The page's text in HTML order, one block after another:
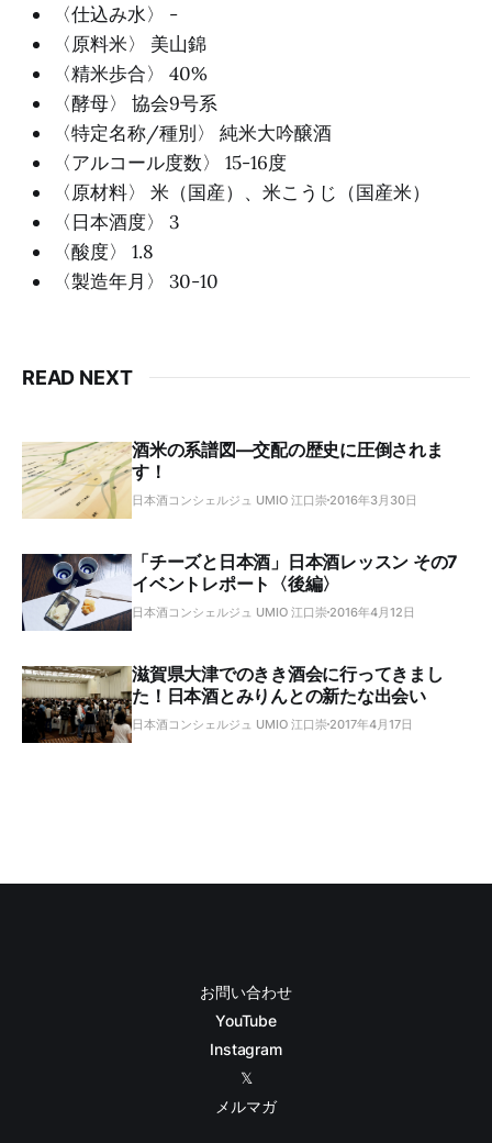
〈仕込み水〉 -
〈原料米〉 美山錦
〈精米歩合〉 40%
〈酵母〉 協会9号系
〈特定名称/種別〉 純米大吟醸酒
〈アルコール度数〉 15-16度
〈原材料〉 米（国産）、米こうじ（国産米）
〈日本酒度〉 3
〈酸度〉 1.8
〈製造年月〉 30-10
READ NEXT
酒米の系譜図―交配の歴史に圧倒されま
す！
日本酒コンシェルジュ UMIO 江口崇 2016年3月30日
「チーズと日本酒」日本酒レッスン その7
イベントレポート〈後編〉
日本酒コンシェルジュ UMIO 江口崇 2016年4月12日
滋賀県大津でのきき酒会に行ってきまし
た！日本酒とみりんとの新たな出会い
日本酒コンシェルジュ UMIO 江口崇 2017年4月17日
お問い合わせ
YouTube
Instagram
𝕏
メルマガ